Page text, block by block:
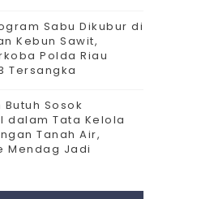
Sabu Dikubur di
Kebun Sawit,
Polda Riau
Tersangka
Sosok
dalam Tata Kelola
Tanah Air,
Mendag Jadi